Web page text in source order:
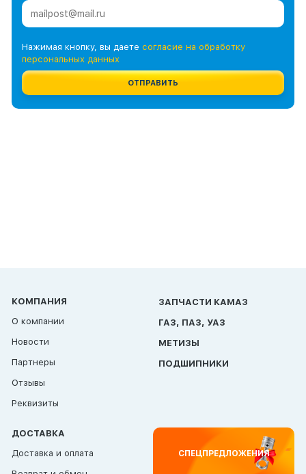
Нажимая кнопку, вы даете согласие на обработку
персональных данных
ОТПРАВИТЬ
КОМПАНИЯ
О компании
Новости
Партнеры
Отзывы
Реквизиты
ЗАПЧАСТИ КАМАЗ
ГАЗ, ПАЗ, УАЗ
МЕТИЗЫ
ПОДШИПНИКИ
ДОСТАВКА
Доставка и оплата
СПЕЦПРЕДЛОЖЕНИЯ